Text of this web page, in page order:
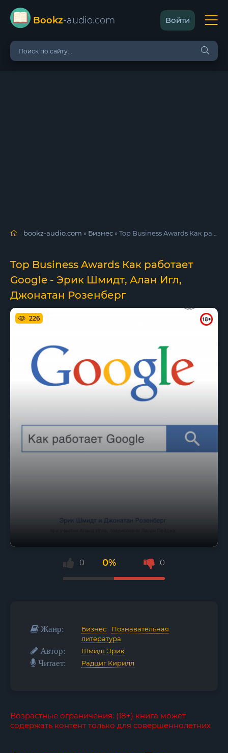
Bookz-audio.com Войти
bookz-audio.com » Бизнес» Top Business Awards Как работает Google - Эрик Шмидт, Алан Игл, Джонатан Розенберг
Top Business Awards Как работает
Google - Эрик Шмидт, Алан Игл,
Джонатан Розенберг
226
0 0% 0
Жанр: Бизнес
Познавательная
литература
Автор: Шмидт Эрик
Читает: Радциг Кирилл
Возрастные ограничения: (18+) книга может
содержать контент только для совершеннолетних